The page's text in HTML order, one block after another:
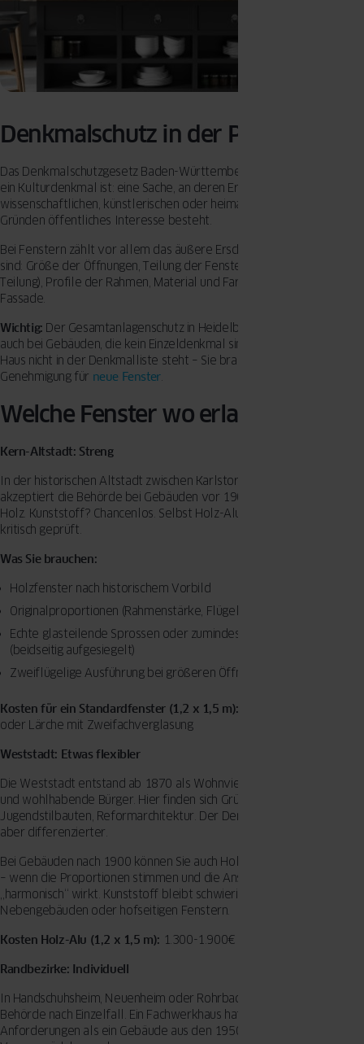
Denkmalschutz in der Praxis
Das Denkmalschutzgesetz Baden-Württemberg definiert in §2, was
ein Kulturdenkmal ist: eine Sache, an deren Erhaltung aus
wissenschaftlichen, künstlerischen oder heimatgeschichtlichen
Gründen öffentliches Interesse besteht.
Bei Fenstern zählt vor allem das äußere Erscheinungsbild. Relevant
sind: Größe der Öffnungen, Teilung der Fenster (Kreuzstock, T-
Teilung), Profile der Rahmen, Material und Farbe, Position in der
Fassade.
Wichtig: Der Gesamtanlagenschutz in Heidelbergs Altstadt greift
auch bei Gebäuden, die kein Einzeldenkmal sind. Selbst wenn Ihr
Haus nicht in der Denkmalliste steht – Sie brauchen trotzdem eine
Genehmigung für neue Fenster.
Welche Fenster wo erlaubt sind
Kern-Altstadt: Streng
In der historischen Altstadt zwischen Karlstor und Alte Brücke
akzeptiert die Behörde bei Gebäuden vor 1900 fast ausschließlich
Holz. Kunststoff? Chancenlos. Selbst Holz-Alu-Fenster werden
kritisch geprüft.
Was Sie brauchen:
Holzfenster nach historischem Vorbild
Originalproportionen (Rahmenstärke, Flügelüberschlag)
Echte glasteilende Sprossen oder zumindest Wiener Sprossen
(beidseitig aufgesiegelt)
Zweiflügelige Ausführung bei größeren Öffnungen
Kosten für ein Standardfenster (1,2 x 1,5 m):
oder Lärche mit Zweifachverglasung
Weststadt: Etwas flexibler
Die Weststadt entstand ab 1870 als Wohnviertel für Professoren
und wohlhabende Bürger. Hier finden sich Gründerzeitvillen,
Jugendstilbauten, Reformarchitektur. Der Denkmalschutz ist streng,
aber differenzierter.
Bei Gebäuden nach 1900 können Sie auch Holz-Alu-Fenster einbauen
– wenn die Proportionen stimmen und die Ansicht von außen
„harmonisch“ wirkt. Kunststoff bleibt schwierig, außer bei
Nebengebäuden oder hofseitigen Fenstern.
Kosten Holz-Alu (1,2 x 1,5 m): 1.300-1.900€ mit Dreifachverglasung
Randbezirke: Individuell
In Handschuhsheim, Neuenheim oder Rohrbach entscheidet die
Behörde nach Einzelfall. Ein Fachwerkhaus hat andere
Anforderungen als ein Gebäude aus den 1950ern. Hier lohnt sich ein